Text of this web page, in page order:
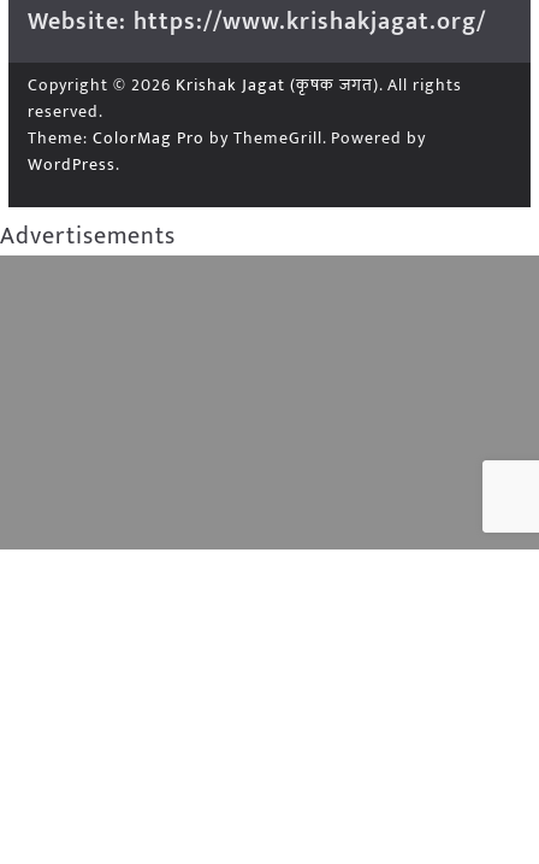
Website: https://www.krishakjagat.org/
Copyright © 2026 Krishak Jagat (कृषक जगत). All rights
reserved.
Theme: ColorMag Pro by ThemeGrill. Powered by
WordPress.
Advertisements